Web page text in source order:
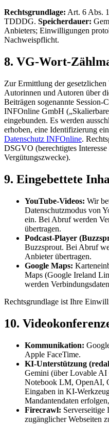
Rechtsgrundlage: Art. 6 Abs.
TDDDG. Speicherdauer:
Anbieters; Einwilligungen
Nachweispflicht.
8. VG-Wort-
Zur Ermittlung der gesetzlichen
Autorinnen und Autoren über
Beiträgen sogenannte
INFOnline GmbH
eingebunden. Es werden
erhoben, eine Identifizierung
Datenschutz INFOnline.
DSGVO (berechtigtes
Vergütungszwecke).
9. Eingebettete
YouTube-Videos: Wir
Datenschutzmodus von
ein. Bei Abruf werden
übertragen.
Podcast-Player
Buzzsprout. Bei Abruf
Anbieter übertragen.
Google Maps:
Maps (Google Ireland
werden
Rechtsgrundlage ist Ihre
10.
Kommunikation:
Apple FaceTime.
KI-Unterstützung
Gemini (über Lovable
Notebook LM, OpenAI,
Eingaben in KI-
Mandantendaten
Firecrawl: Serverseitige
zugänglicher Webseiten